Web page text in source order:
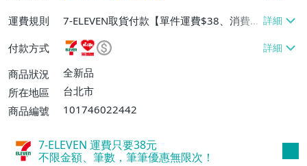
運費規則
7-ELEVEN取貨付款【單件運費$38、消費滿
$990免運費】、萊爾富取貨付款【單件運
費$60、消費滿$990免運費】
付款方式
商品狀況
全新品
所在地區
台北市
商品編號
101746022442
7-ELEVEN 運費只要38元
不限金額、筆數，筆筆優惠無限次！